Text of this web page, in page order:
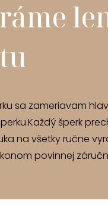
sa zameriavam
šperk
na všetky ručne
povinnej